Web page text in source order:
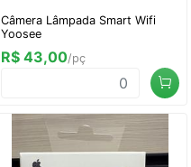
Câmera Lâmpada Smart Wifi
Yoosee
R$ 43,00/pç